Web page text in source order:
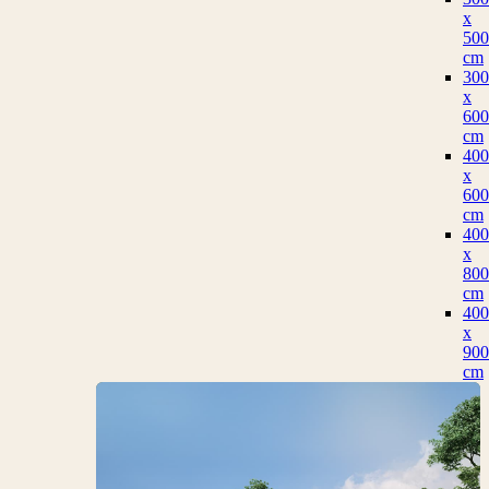
x
500
cm
300
x
600
cm
400
x
600
cm
400
x
800
cm
400
x
900
cm